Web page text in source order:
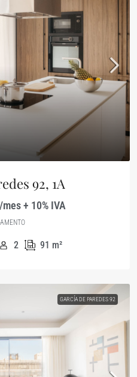
92, 1A
+ 10% IVA
2 91 m²
GARCÍA DE PAREDES 92